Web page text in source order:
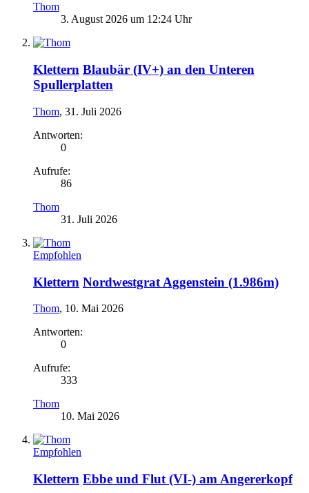
Thom
3. August 2026 um 12:24 Uhr
Klettern Blaubär (IV+) an den Unteren
Spullerplatten
Thom, 31. Juli 2026
Antworten:
0
Aufrufe:
86
Thom
31. Juli 2026
Empfohlen
Klettern Nordwestgrat Aggenstein (1.986m)
Thom, 10. Mai 2026
Antworten:
0
Aufrufe:
333
Thom
10. Mai 2026
Empfohlen
Klettern Ebbe und Flut (VI-) am Angererkopf